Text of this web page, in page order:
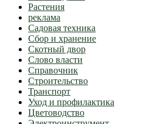
Растения
реклама
Садовая техника
Сбор и хранение
Скотный двор
Слово власти
Справочник
Строительство
Транспорт
Уход и профилактика
Цветоводство